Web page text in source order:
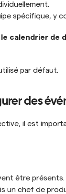
spécifique, y
calendrier de
par défaut.
des
il est
être présents.
un chef de